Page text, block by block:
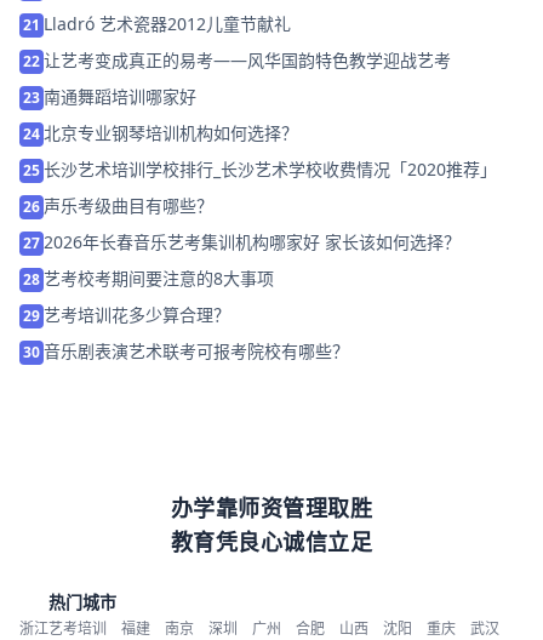
21 Lladró 艺术瓷器2012儿童节献礼
22让艺考变成真正的易考——风华国韵特色教学迎战艺考
23南通舞蹈培训哪家好
24 北京专业钢琴培训机构如何选择？
25长沙艺术培训学校排行_长沙艺术学校收费情况「2020推荐」
26 声乐考级曲目有哪些？
27 2026年长春音乐艺考集训机构哪家好 家长该如何选择？
28艺考校考期间要注意的8大事项
29艺考培训花多少算合理？
30音乐剧表演艺术联考可报考院校有哪些？
办学靠师资管理取胜
教育凭良心诚信立足
热门城市
浙江艺考培训 福建 南京 深圳 广州 合肥 山西 沈阳 重庆
武汉